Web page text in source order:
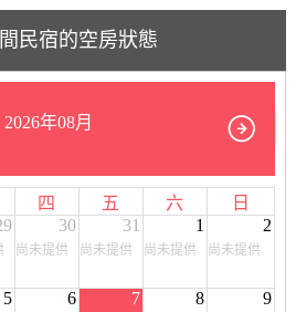
民宿的空房狀態
2026年08月
四 五 六
日
30
尚未提供
31
尚未提供
1
尚未提供
2
尚未提供
5 6 7 8 9